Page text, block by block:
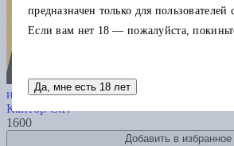
истоки Музея современного искусства
Кантор С.Г.
1600
Добавить в избранное
предназначен только для пользователей
Если вам нет 18 — пожалуйста,
Да, мне есть 18 лет